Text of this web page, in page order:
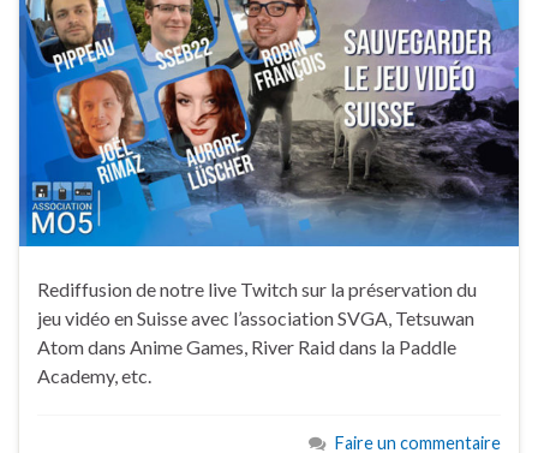
Rediffusion de notre live Twitch sur la préservation du
jeu vidéo en Suisse avec l’association SVGA, Tetsuwan
Atom dans Anime Games, River Raid dans la Paddle
Academy, etc.
Faire un commentaire